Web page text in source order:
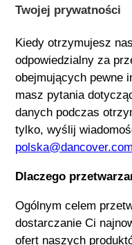
Twojej prywatności
Kiedy otrzymujesz
odpowiedzialny za
obejmujących pewne
masz pytania
danych podczas
tylko, wyślij
polska@dancover.com
Dlaczego
Ogólnym celem
dostarczanie Ci
ofert naszych